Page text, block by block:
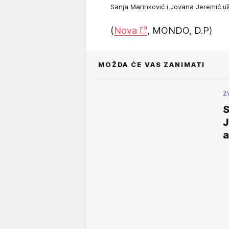
Sanja Marinković i Jovana Jeremić
(Nova , MONDO, D.P)
MOŽDA ĆE VAS ZANIMATI